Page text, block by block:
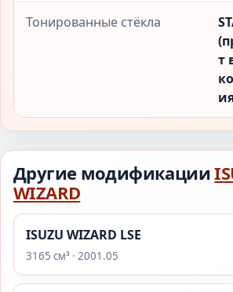
Тонированные стёкла
т
Другие модификации
WIZARD
ISUZU WIZARD LSE
3165 см³ · 2001.05